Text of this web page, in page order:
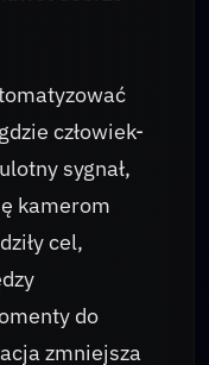
człowiek-
sygnał,
kamerom
cel,
do
zmniejsza